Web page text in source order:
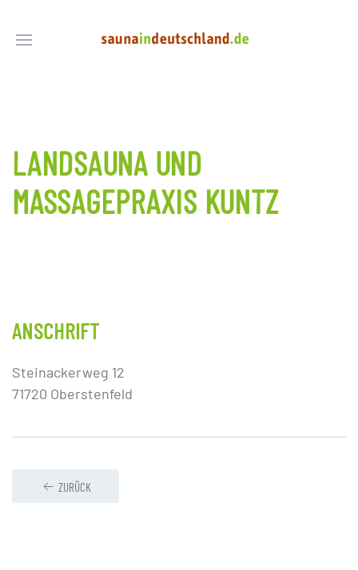
LANDSAUNA UND
MASSAGEPRAXIS KUNTZ
ANSCHRIFT
Steinackerweg 12
71720 Oberstenfeld
ZURÜCK